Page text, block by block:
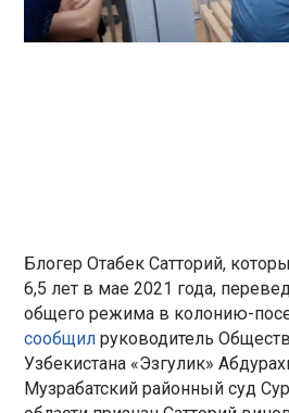
Блогер Отабек Сатторий,
6,5 лет в мае 2021 года,
общего режима в колонию-
сообщилруководитель
Узбекистана «Эзгулик»
Музрабатский районный суд